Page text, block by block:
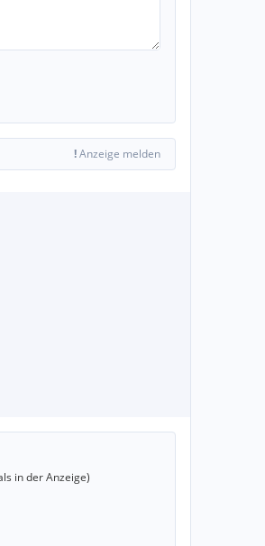
!Anzeige melden
in der Anzeige)